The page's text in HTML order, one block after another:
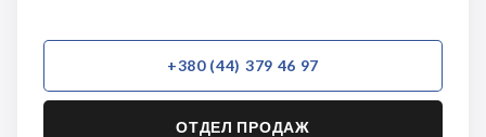
+380 (44) 379 46 97
ОТДЕЛ ПРОДАЖ